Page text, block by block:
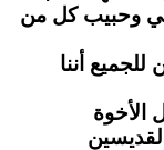
وحبيب كل من
أننا
الأخوة